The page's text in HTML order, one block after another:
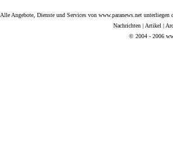
Alle Angebote, Dienste und Services von www.paranews.net
Nachrichten | Artikel |
© 2004 - 2006